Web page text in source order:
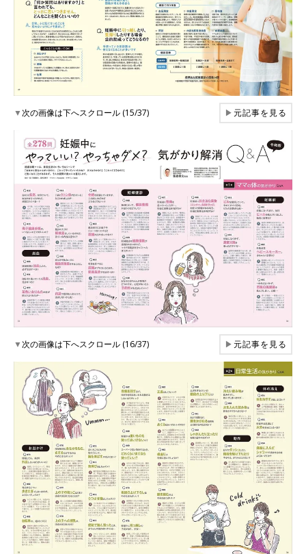
▼次の画像は下へスクロール (15/37) ▶元記事を見る
▼次の画像は下へスクロール (16/37) ▶元記事を見る